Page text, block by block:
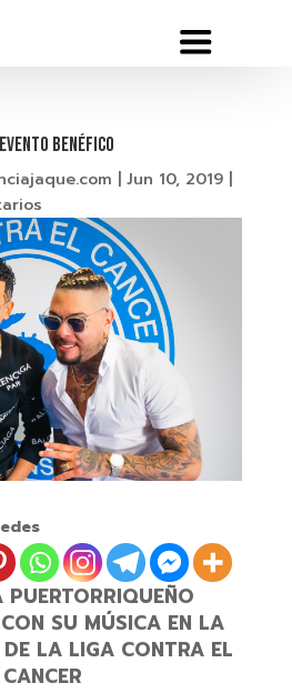
BENÉFICO
Jun 10, 2019|
PUERTORRIQUEÑO
SU MÚSICA EN LA
LA LIGA CONTRA EL
CANCER